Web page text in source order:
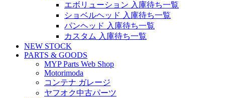
エボリューション 入庫待ち一覧
ショベルヘッド 入庫待ち一覧
パンヘッド 入庫待ち一覧
カスタム 入庫待ち一覧
NEW STOCK
PARTS & GOODS
MYP Parts Web Shop
Motorimoda
コンテナ ガレージ
ヤフオク中古パーツ